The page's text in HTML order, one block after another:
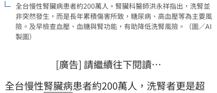
全台慢性腎臟病患者約200萬人。腎臟科醫師洪永祥指出，洗腎並
非突然發生，而是長年累積傷害所致，糖尿病、高血壓等為主要風
險。及早檢查血壓、血糖與腎功能，有助降低洗腎風險。（圖／AI
製圖）
[廣告] 請繼續往下閱讀…
全台慢性腎臟病患者約200萬人，洗腎者更是超